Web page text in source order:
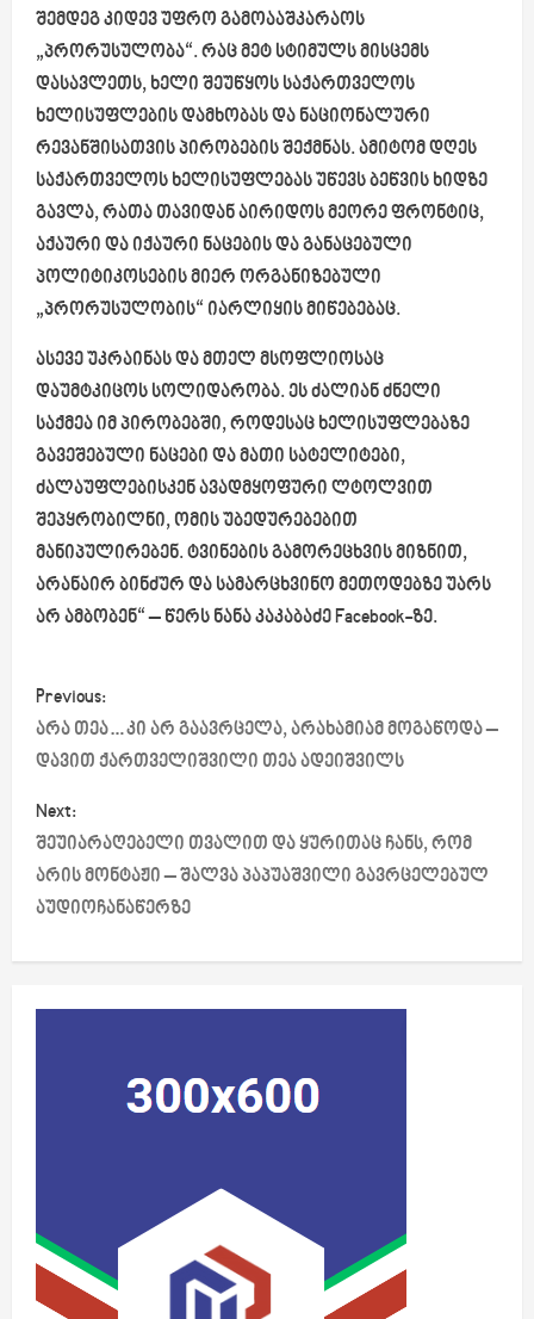
შემდეგ კიდევ უფრო გამოააშკარაოს
„პრორუსულობა“. რაც მეტ სტიმულს მისცემს
დასავლეთს, ხელი შეუწყოს საქართველოს
ხელისუფლების დამხობას და ნაციონალური
რევანშისათვის პირობების შექმნას. ამიტომ დღეს
საქართველოს ხელისუფლებას უწევს ბეწვის ხიდზე
გავლა, რათა თავიდან აირიდოს მეორე ფრონტიც,
აქაური და იქაური ნაცების და განაცებული
პოლიტიკოსების მიერ ორგანიზებული
„პრორუსულობის“ იარლიყის მიწებებაც.
ასევე უკრაინას და მთელ მსოფლიოსაც
დაუმტკიცოს სოლიდარობა. ეს ძალიან ძნელი
საქმეა იმ პირობებში, როდესაც ხელისუფლებაზე
გავეშებული ნაცები და მათი სატელიტები,
ძალაუფლებისკენ ავადმყოფური ლტოლვით
შეპყრობილნი, ომის უბედურებებით
მანიპულირებენ. ტვინების გამორეცხვის მიზნით,
არანაირ ბინძურ და სამარცხვინო მეთოდებზე უარს
არ ამბობენ“ – წერს ნანა კაკაბაძე Facebook-ზე.
P
o
t
n
i
Previous:
არა თეა…კი არ გაავრცელა, არახამიამ მოგაწოდა –
დავით ქართველიშვილი თეა ადეიშვილს
Next:
შეუიარაღებელი თვალით და ყურითაც ჩანს, რომ
არის მონტაჟი – შალვა პაპუაშვილი გავრცელებულ
აუდიოჩანაწერზე